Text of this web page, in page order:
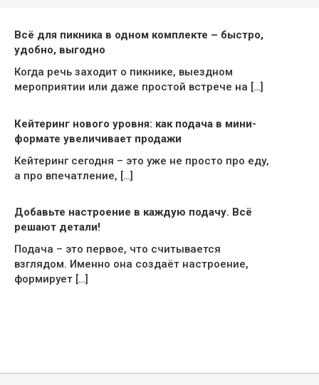
Всё для пикника в одном комплекте – быстро,
удобно, выгодно
Когда речь заходит о пикнике, выездном
мероприятии или даже простой встрече на […]
Кейтеринг нового уровня: как подача в мини-
формате увеличивает продажи
Кейтеринг сегодня – это уже не просто про еду,
а про впечатление, […]
Добавьте настроение в каждую подачу. Всё
решают детали!
Подача – это первое, что считывается
взглядом. Именно она создаёт настроение,
формирует […]